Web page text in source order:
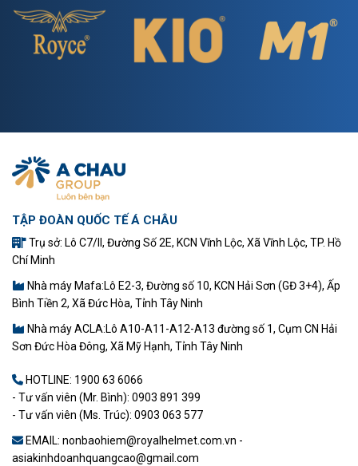
TẬP ĐOÀN QUỐC TẾ Á CHÂU
Trụ sở: Lô C7/II, Đường Số 2E, KCN Vĩnh Lộc, Xã Vĩnh Lộc, TP. Hồ
Chí Minh
Nhà máy Mafa:Lô E2-3, Đường số 10, KCN Hải Sơn (GĐ 3+4), Ấp
Bình Tiền 2, Xã Đức Hòa, Tỉnh Tây Ninh
Nhà máy ACLA:Lô A10-A11-A12-A13 đường số 1, Cụm CN Hải
Sơn Đức Hòa Đông, Xã Mỹ Hạnh, Tỉnh Tây Ninh
HOTLINE: 1900 63 6066
- Tư vấn viên (Mr. Bình): 0903 891 399
- Tư vấn viên (Ms. Trúc): 0903 063 577
EMAIL: nonbaohiem@royalhelmet.com.vn -
asiakinhdoanhquangcao@gmail.com